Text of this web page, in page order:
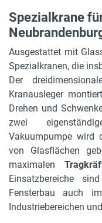
Spezialkrane
Ausgestattet mit
Spezialkranen, die
Der
Kranausleger
Drehen und
zwei
Vakuumpumpe wird
von Glasflächen
maximalen
Einsatzbereiche
Fensterbau auch
Industriebereichen